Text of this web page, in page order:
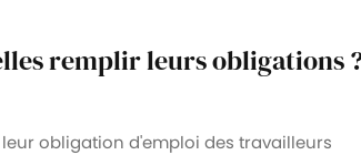
remplir leurs obligations
obligation d'emploi des travailleurs